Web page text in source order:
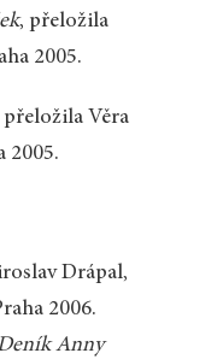
, přeložila
2005.
přeložila Věra
2005.
Drápal,
2006.
Anny